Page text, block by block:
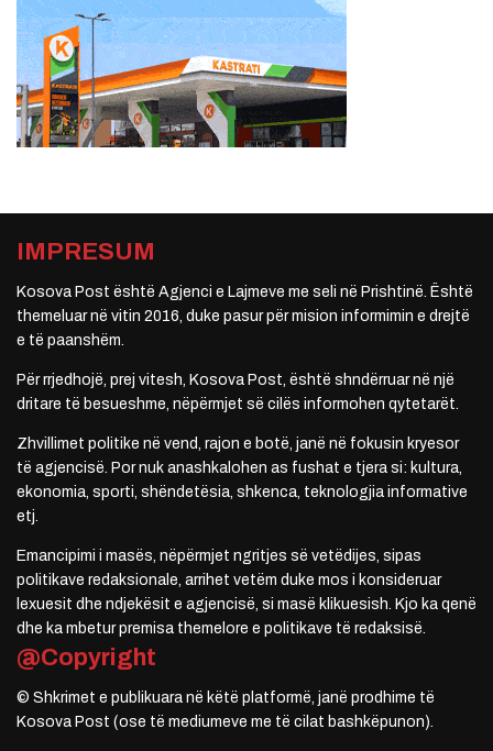
IMPRESUM
Kosova Post është Agjenci e Lajmeve me seli në Prishtinë. Është
themeluar në vitin 2016, duke pasur për mision informimin e drejtë
e të paanshëm.
Për rrjedhojë, prej vitesh, Kosova Post, është shndërruar në një
dritare të besueshme, nëpërmjet së cilës informohen qytetarët.
Zhvillimet politike në vend, rajon e botë, janë në fokusin kryesor
të agjencisë. Por nuk anashkalohen as fushat e tjera si: kultura,
ekonomia, sporti, shëndetësia, shkenca, teknologjia informative
etj.
Emancipimi i masës, nëpërmjet ngritjes së vetëdijes, sipas
politikave redaksionale, arrihet vetëm duke mos i konsideruar
lexuesit dhe ndjekësit e agjencisë, si masë klikuesish. Kjo ka qenë
dhe ka mbetur premisa themelore e politikave të redaksisë.
@Copyright
© Shkrimet e publikuara në këtë platformë, janë prodhime të
Kosova Post (ose të mediumeve me të cilat bashkëpunon).